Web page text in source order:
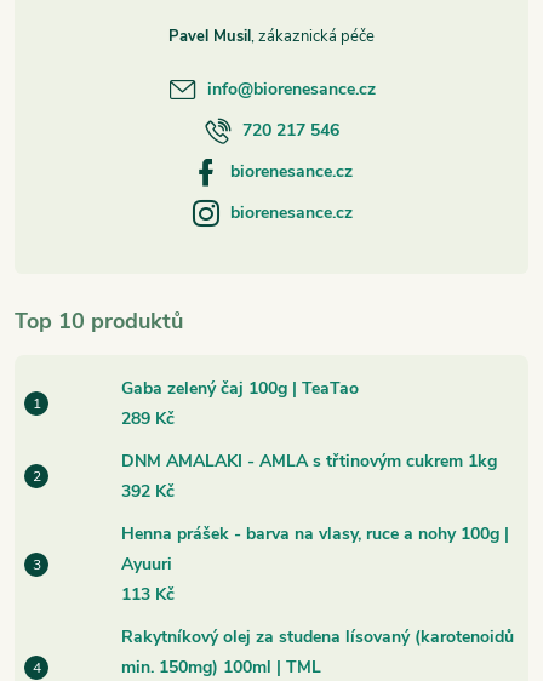
Top 10 produktů
Gaba zelený čaj 100g | TeaTao
289 Kč
DNM AMALAKI - AMLA s třtinovým cukrem 1kg
392 Kč
Henna prášek - barva na vlasy, ruce a nohy 100g |
Ayuuri
113 Kč
Rakytníkový olej za studena lísovaný (karotenoidů
min. 150mg) 100ml | TML
Pavel Musil
info@biorenesance.cz
720 217 546
biorenesance.cz
biorenesance.cz